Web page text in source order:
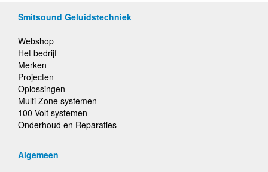
Smitsound Geluidstechniek
Webshop
Het bedrijf
Merken
Projecten
Oplossingen
Multi Zone systemen
100 Volt systemen
Onderhoud en Reparaties
Algemeen